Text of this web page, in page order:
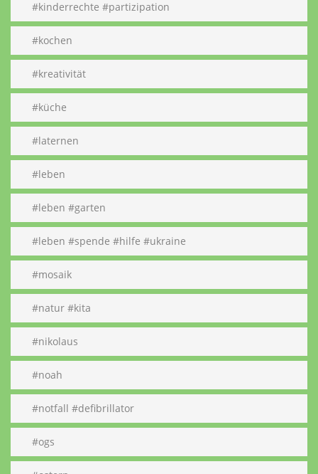
#kinderrechte #partizipation
#kochen
#kreativität
#küche
#laternen
#leben
#leben #garten
#leben #spende #hilfe #ukraine
#mosaik
#natur #kita
#nikolaus
#noah
#notfall #defibrillator
#ogs